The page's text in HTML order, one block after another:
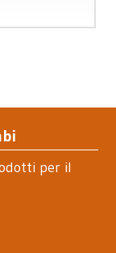
per il